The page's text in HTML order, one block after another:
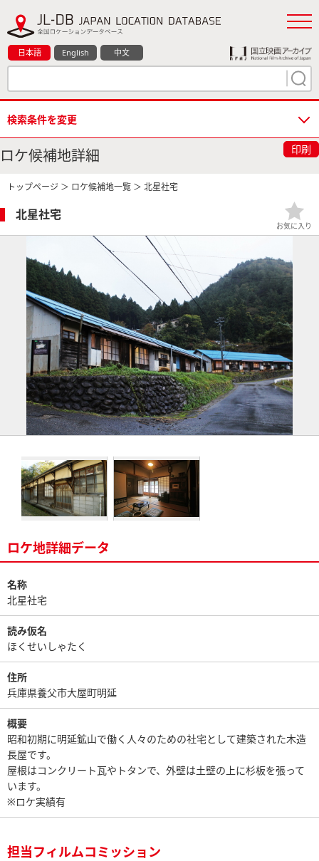
日本語 English 中文
検索条件を変更
ロケ候補地詳細 印刷
トップページ ＞ ロケ候補地一覧 ＞ 北星社宅
北星社宅
お気に入り
ロケ地詳細データ
名称
北星社宅
読み仮名
ほくせいしゃたく
住所
兵庫県養父市大屋町明延
概要
昭和初期に明延鉱山で働く人々のための社宅として建築された木造
長屋です。
屋根はコンクリート瓦やトタンで、外壁は土壁の上に杉板を張って
います。
※ロケ実績有
担当フィルムコミッション